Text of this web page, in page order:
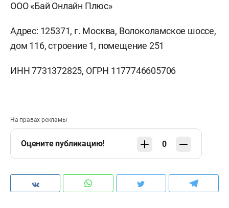
ООО «Бай Онлайн Плюс»
Адрес: 125371, г. Москва, Волоколамское шоссе,
дом 116, строение 1, помещение 251
ИНН 7731372825, ОГРН 1177746605706
На правах рекламы
Оцените публикацию! 0